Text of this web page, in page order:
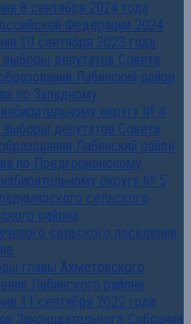
8 сентября 2024 года
Федерации 2024
10 сентября 2023 года
депутатов Совета
Лабинский район
по Западному
округу № 4
депутатов Совета
Лабинский район
по Предгорненскому
округу № 5
сельского
района
сельского поселения
главы Ахметовского
Лабинского района
11 сентября 2022 года
Законодательного Собрания